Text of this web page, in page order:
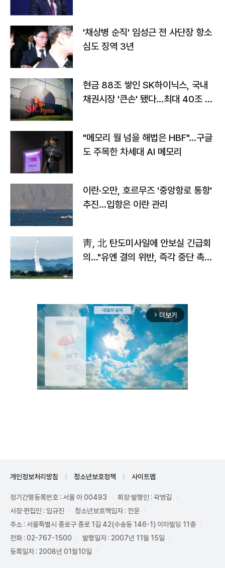
'채상병 순직' 임성근 전 사단장 항소
심도 징역 3년
현금 88조 쌓인 SK하이닉스, 국내
채권시장 '큰손' 됐다…최대 40조 투
"메모리 월 넘을 해법은 HBF"…구글
도 주목한 차세대 AI 메모리
이란·오만, 호르무즈 '중앙항로 통항'
추진…입항은 이란 관리
靑, 北 탄도미사일에 안보실 긴급회
의…"유엔 결의 위반, 즉각 중단 촉
arrow_forward_ios 더보기
개인정보처리방침 청소년보호정책 사이트맵
정기간행등록번호 : 서울 아 00493
회장·발행인 : 곽영길
사장·편집인 : 임규진
청소년보호책임자 : 전운
주소 : 서울특별시 종로구 종로 1길 42(수송동 146-1) 이마빌딩 11층
전화 : 02-767-1500
발행일자 : 2007년 11월 15일
등록일자 : 2008년 01월10일